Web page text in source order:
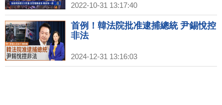
2022-10-31 13:17:40
首例！韓法院批准逮捕總統 尹錫悅控
非法
2024-12-31 13:16:03